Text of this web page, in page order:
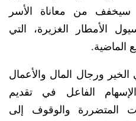
سيخفف من معاناة الأسر
الأمطار الغزيرة، التي
الماضية.
ورجال المال والأعمال
الفاعل في تقديم
المتضررة والوقوف إلى